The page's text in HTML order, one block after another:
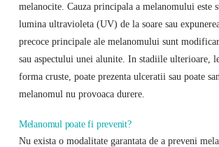
melanocite. Cauza principala a melanomului este
lumina ultravioleta (UV) de la soare sau
precoce principale ale melanomului sunt
sau aspectului unei alunite. In stadiile ulterioare,
forma cruste, poate prezenta ulceratii sau poate
melanomul nu provoaca durere.
Melanomul poate fi prevenit?
Nu exista o modalitate garantata de a preveni